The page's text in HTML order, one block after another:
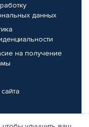
данных
на получение